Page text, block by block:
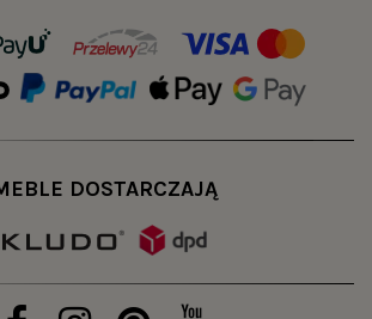
DOSTARCZAJĄ